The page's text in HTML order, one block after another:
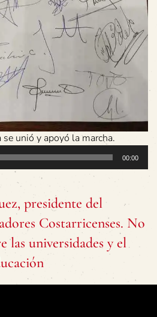
unió y apoyó la marcha.
00:00
presidente del
Costarricenses. No
las universidades y el